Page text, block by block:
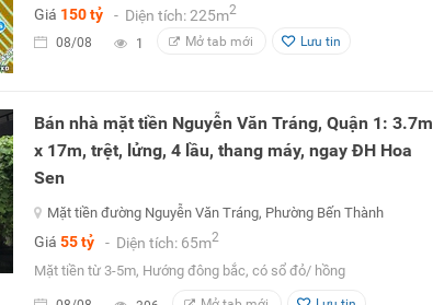
Giá 150 tỷ - Diện tích: 225m2
08/08 1 Mở tab mới Lưu tin
Bán nhà mặt tiền Nguyễn Văn Tráng, Quận 1: 3.7m
x 17m, trệt, lửng, 4 lầu, thang máy, ngay ĐH Hoa
Sen
Mặt tiền đường Nguyễn Văn Tráng, Phường Bến Thành
Giá 55 tỷ - Diện tích: 65m2
Mặt tiền từ 3-5m, Hướng đông bắc, có sổ đỏ/ hồng